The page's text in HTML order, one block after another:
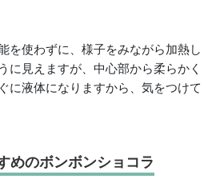
を使わずに、様子をみながら加熱し
に見えますが、中心部から柔らかく
に液体になりますから、気をつけて
めのボンボンショコラ